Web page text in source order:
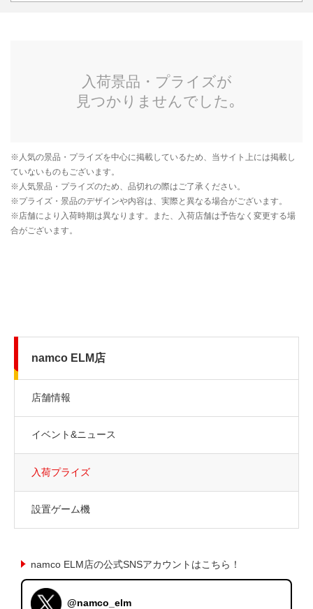
namco ELM店
店舗情報
イベント&ニュース
入荷プライズ
設置ゲーム機
namco ELM店の公式SNSアカウントはこちら！
@namco_elm